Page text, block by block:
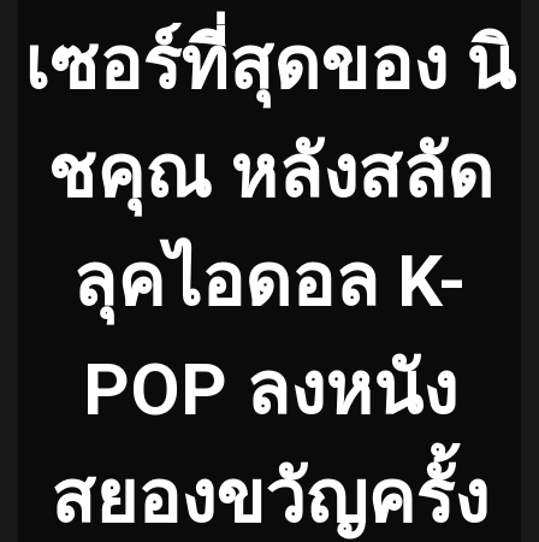
เซอร์ที่สุดของ นิ
ชคุณ หลังสลัด
ลุคไอดอล K-
POP ลงหนัง
สยองขวัญครั้ง